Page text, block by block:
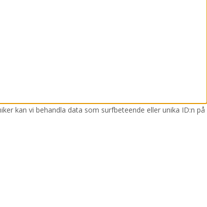
kan vi behandla data som surfbeteende eller unika ID:n på